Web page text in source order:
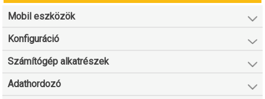
Mobil eszközök
Konfiguráció
Számítógép alkatrészek
Adathordozó